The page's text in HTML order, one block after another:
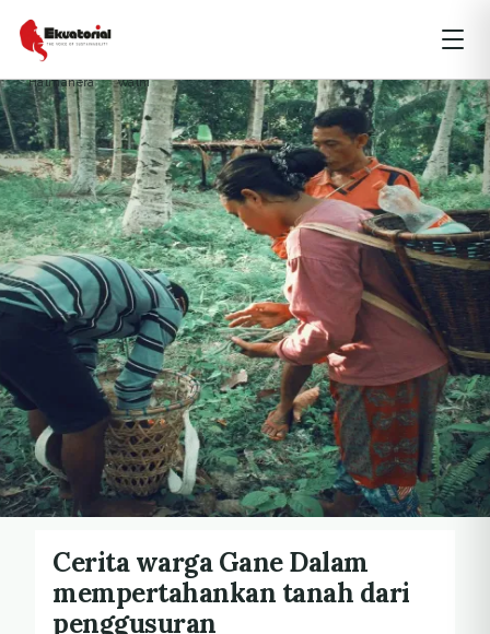
AGRARIA
Halmahera Walhi
Cerita warga Gane Dalam
mempertahankan tanah dari
penggusuran